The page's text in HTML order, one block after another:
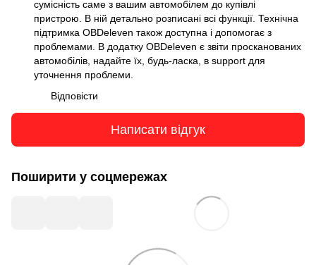
сумісність саме з вашим автомобілем до купівлі
пристрою. В ній детально розписані всі функції. Технічна
підтримка OBDeleven також доступна і допомогає з
проблемами. В додатку OBDeleven є звіти просканованих
автомобілів, надайте їх, будь-ласка, в support для
уточнення проблеми.
Відповісти
Написати відгук
Поширити у соцмережах